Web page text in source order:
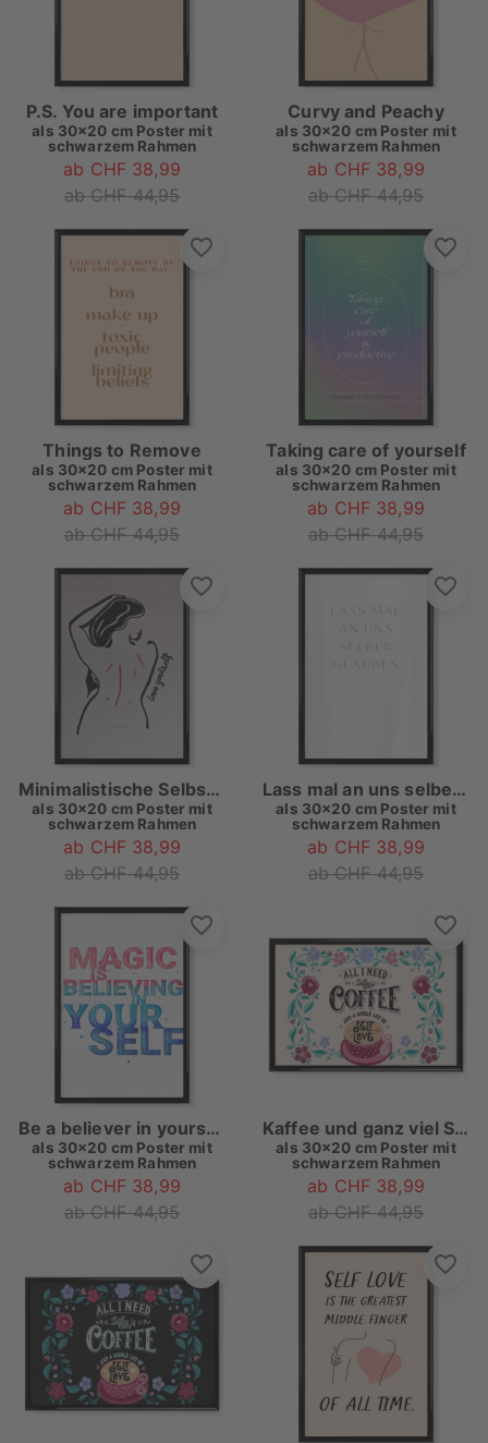
P.S. You are important
als 30x20 cm Poster mit
schwarzem Rahmen
ab CHF 38,99
ab CHF 44,95
Curvy and Peachy
als 30x20 cm Poster mit
schwarzem Rahmen
ab CHF 38,99
ab CHF 44,95
Things to Remove
als 30x20 cm Poster mit
schwarzem Rahmen
ab CHF 38,99
ab CHF 44,95
Taking care of yourself
als 30x20 cm Poster mit
schwarzem Rahmen
ab CHF 38,99
ab CHF 44,95
Minimalistische Selbstliebe
als 30x20 cm Poster mit
schwarzem Rahmen
ab CHF 38,99
ab CHF 44,95
Lass mal an uns selber glauben
als 30x20 cm Poster mit
schwarzem Rahmen
ab CHF 38,99
ab CHF 44,95
Be a believer in yourself
als 30x20 cm Poster mit
schwarzem Rahmen
ab CHF 38,99
ab CHF 44,95
Kaffee und ganz viel Selbst-Liebe
als 30x20 cm Poster mit
schwarzem Rahmen
ab CHF 38,99
ab CHF 44,95